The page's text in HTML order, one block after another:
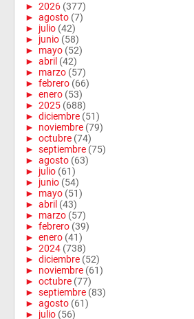
► 2026 (377)
► agosto (7)
► julio (42)
► junio (58)
► mayo (52)
► abril (42)
► marzo (57)
► febrero (66)
► enero (53)
► 2025 (688)
► diciembre (51)
► noviembre (79)
► octubre (74)
► septiembre (75)
► agosto (63)
► julio (61)
► junio (54)
► mayo (51)
► abril (43)
► marzo (57)
► febrero (39)
► enero (41)
► 2024 (738)
► diciembre (52)
► noviembre (61)
► octubre (77)
► septiembre (83)
► agosto (61)
► julio (56)